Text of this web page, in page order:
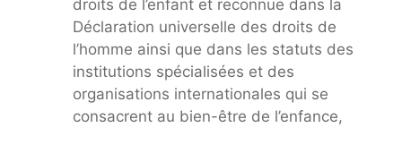
droits de l’enfant et reconnue dans la
Déclaration universelle des droits de
l’homme ainsi que dans les statuts des
institutions spécialisées et des
organisations internationales qui se
consacrent au bien-être de l’enfance,